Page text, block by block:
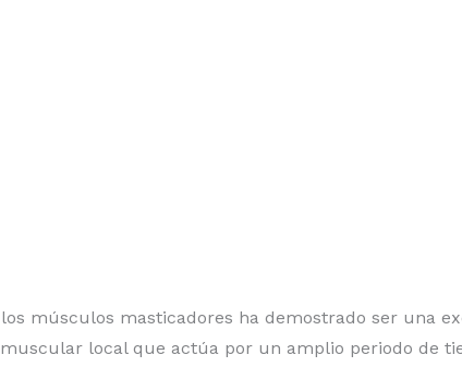
músculos masticadores ha demostrado ser una
local que actúa por un amplio periodo de